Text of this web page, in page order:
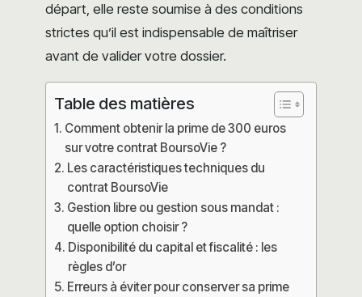
départ, elle reste soumise à des conditions
strictes qu’il est indispensable de maîtriser
avant de valider votre dossier.
Table des matières
Comment obtenir la prime de 300 euros
sur votre contrat BoursoVie ?
Les caractéristiques techniques du
contrat BoursoVie
Gestion libre ou gestion sous mandat :
quelle option choisir ?
Disponibilité du capital et fiscalité : les
règles d’or
Erreurs à éviter pour conserver sa prime